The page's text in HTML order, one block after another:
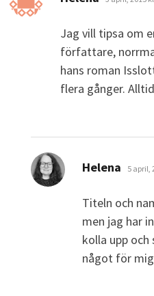
Jag vill tipsa om
författare,
hans roman
flera gånger.
Helena 5 april,
Titeln och
men jag har
kolla upp och
något för